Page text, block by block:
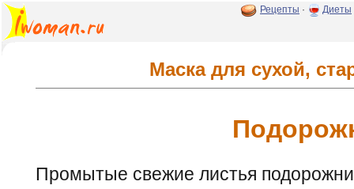
Рецепты · Диеты
Маска для сухой,
Промытые свежие листья